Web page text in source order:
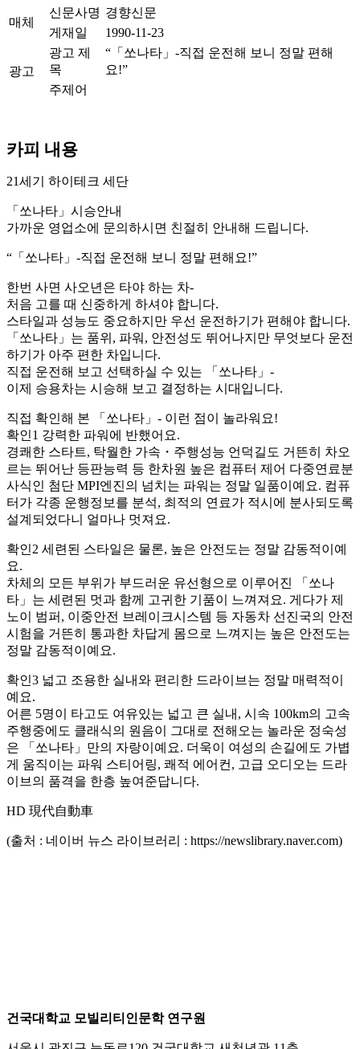
매체
신문사명 경향신문
게재일
1990-11-23
광고
광고 제
목
“「쏘나타」-직접 운전해 보니 정말 편해
요!”
주제어
카피 내용
21세기 하이테크 세단
「쏘나타」시승안내
가까운 영업소에 문의하시면 친절히 안내해 드립니다.
“「쏘나타」-직접 운전해 보니 정말 편해요!”
한번 사면 사오년은 타야 하는 차-
처음 고를 때 신중하게 하셔야 합니다.
스타일과 성능도 중요하지만 우선 운전하기가 편해야 합니다.
「쏘나타」는 품위, 파워, 안전성도 뛰어나지만 무엇보다 운전
하기가 아주 편한 차입니다.
직접 운전해 보고 선택하실 수 있는 「쏘나타」-
이제 승용차는 시승해 보고 결정하는 시대입니다.
직접 확인해 본 「쏘나타」- 이런 점이 놀라워요!
확인1 강력한 파워에 반했어요.
경쾌한 스타트, 탁월한 가속・주행성능 언덕길도 거뜬히 차오
르는 뛰어난 등판능력 등 한차원 높은 컴퓨터 제어 다중연료분
사식인 첨단 MPI엔진의 넘치는 파워는 정말 일품이예요. 컴퓨
터가 각종 운행정보를 분석, 최적의 연료가 적시에 분사되도록
설계되었다니 얼마나 멋져요.
확인2 세련된 스타일은 물론, 높은 안전도는 정말 감동적이예
요.
차체의 모든 부위가 부드러운 유선형으로 이루어진 「쏘나
타」는 세련된 멋과 함께 고귀한 기품이 느껴져요. 게다가 제
노이 범퍼, 이중안전 브레이크시스템 등 자동차 선진국의 안전
시험을 거뜬히 통과한 차답게 몸으로 느껴지는 높은 안전도는
정말 감동적이예요.
확인3 넓고 조용한 실내와 편리한 드라이브는 정말 매력적이
예요.
어른 5명이 타고도 여유있는 넓고 큰 실내, 시속 100km의 고속
주행중에도 클래식의 원음이 그대로 전해오는 놀라운 정숙성
은 「쏘나타」만의 자랑이예요. 더욱이 여성의 손길에도 가볍
게 움직이는 파워 스티어링, 쾌적 에어컨, 고급 오디오는 드라
이브의 품격을 한층 높여준답니다.
HD 現代自動車
(출처 : 네이버 뉴스 라이브러리 : https://newslibrary.naver.com)
건국대학교 모빌리티인문학 연구원